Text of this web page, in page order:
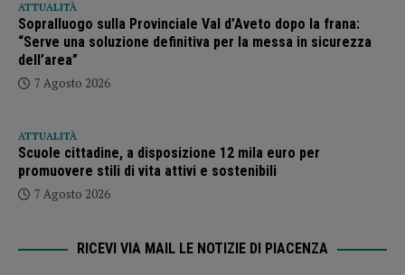
ATTUALITÀ
Sopralluogo sulla Provinciale Val d’Aveto dopo la frana:
“Serve una soluzione definitiva per la messa in sicurezza
dell’area”
7 Agosto 2026
ATTUALITÀ
Scuole cittadine, a disposizione 12 mila euro per
promuovere stili di vita attivi e sostenibili
7 Agosto 2026
RICEVI VIA MAIL LE NOTIZIE DI PIACENZA